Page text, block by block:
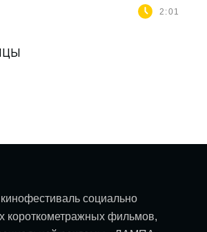
2:01
социально
короткометражных фильмов,